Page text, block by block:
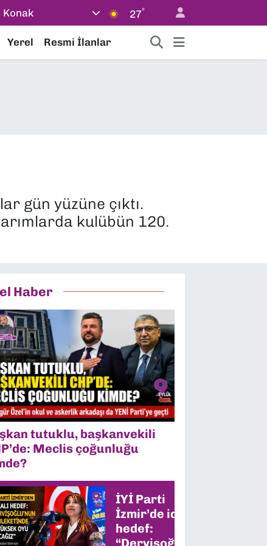
Konak 27°
Yerel Resmi İlanlar
gün yüzüne çıktı.
kulübün 120.
Haber
tutuklu, başkanvekili
Meclis çoğunluğu
İYİ Parti
İzmir’de iddialı
hedef:
“Dervişoğlu’nun